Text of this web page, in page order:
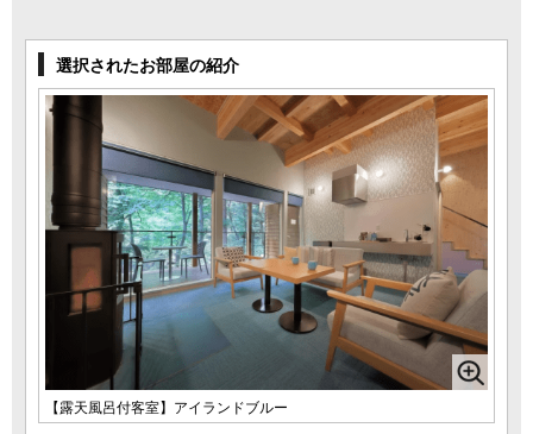
選択されたお部屋の紹介
【露天風呂付客室】アイランドブルー